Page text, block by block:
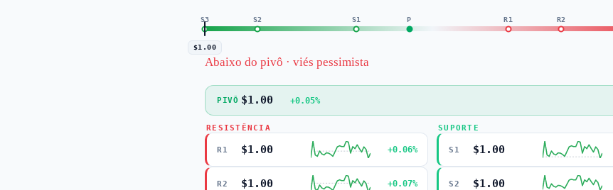
R2
R1
P
S1
S2
S3
$1.00
Abaixo do pivô · viés pessimista
PIVÔ $1.00 +0.05%
RESISTÊNCIA
R1 $1.00 +0.06%
R2 $1.00 +0.07%
SUPORTE
S1 $1.00
S2 $1.00